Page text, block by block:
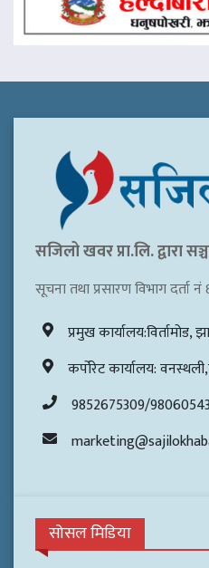
सजिलो खवर प्रा.लि. द्वारा
सूचना तथा प्रसारण विभाग दर्ता नं
प्रमुख कार्यालय:विर्तामोड,
कर्पोरेट कार्यालय:
9852675309/
सोसल मिडिया